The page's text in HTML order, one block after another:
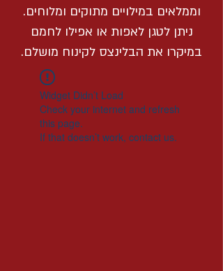
וממלאים במילויים מתוקים ומלוחים.
ניתן לטגן לאפות או אפילו לחמם
במיקרו את הבלינצס לקינוח מושלם.
Widget Didn’t Load
Check your internet and refresh
this page.
If that doesn’t work, contact us.